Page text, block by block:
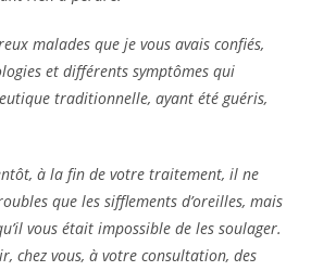
malades que je vous avais confiés,
et différents symptômes qui
traditionnelle, ayant été guéris,
à la fin de votre traitement, il ne
que les sifflements d’oreilles, mais
vous était impossible de les soulager.
chez vous, à votre consultation, des